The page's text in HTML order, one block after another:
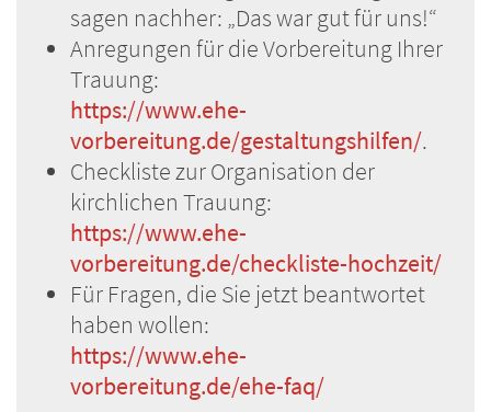
sagen nachher: „Das war gut für uns!“
Anregungen für die Vorbereitung Ihrer
Trauung:
https://www.ehe-
vorbereitung.de/gestaltungshilfen/.
Checkliste zur Organisation der
kirchlichen Trauung:
https://www.ehe-
vorbereitung.de/checkliste-hochzeit/
Für Fragen, die Sie jetzt beantwortet
haben wollen:
https://www.ehe-
vorbereitung.de/ehe-faq/